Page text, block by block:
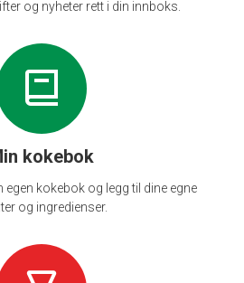
og nyheter rett i din innboks.
kokebok
egen kokebok og legg til dine egne
og ingredienser.